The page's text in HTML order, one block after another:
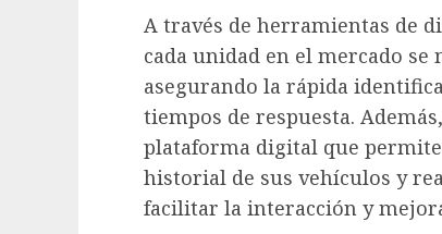
A través de herramientas de
cada unidad en el mercado
asegurando la rápida
tiempos de respuesta.
plataforma digital que
historial de sus vehículos y
facilitar la interacción y